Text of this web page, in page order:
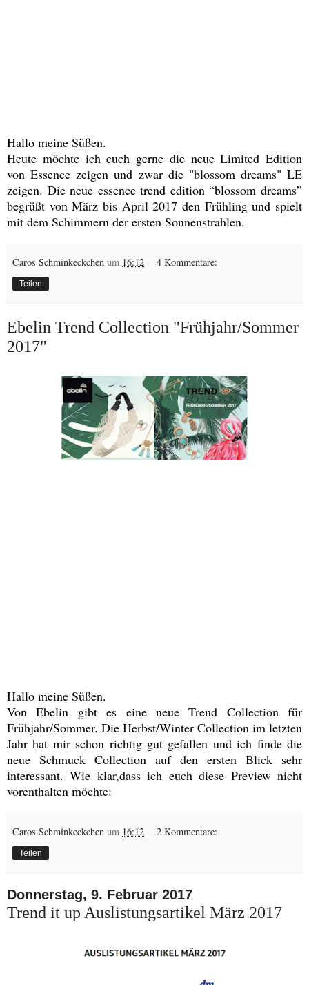
Hallo meine Süßen.
Heute möchte ich euch gerne die neue Limited Edition
von Essence zeigen und zwar die "blossom dreams" LE
zeigen. Die neue essence trend edition “blossom dreams”
begrüßt von März bis April 2017 den Frühling und spielt
mit dem Schimmern der ersten Sonnenstrahlen.
Caros Schminkeckchen um 16:12 4 Kommentare:
Teilen
Ebelin Trend Collection "Frühjahr/Sommer
2017"
Hallo meine Süßen.
Von Ebelin gibt es eine neue Trend Collection für
Frühjahr/Sommer. Die Herbst/Winter Collection im letzten
Jahr hat mir schon richtig gut gefallen und ich finde die
neue Schmuck Collection auf den ersten Blick sehr
interessant. Wie klar,dass ich euch diese Preview nicht
vorenthalten möchte:
Caros Schminkeckchen um 16:12 2 Kommentare:
Teilen
Donnerstag, 9. Februar 2017
Trend it up Auslistungsartikel März 2017